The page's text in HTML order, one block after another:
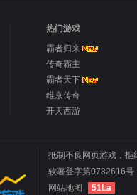
热门游戏
霸者归来
传奇霸主
霸者天下
维京传奇
开天西游
抵制不良网页游戏，拒
软著登字第0782616
网站地图
51La